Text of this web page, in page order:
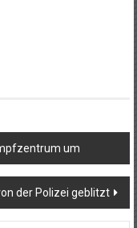
um
der Polizei geblitzt